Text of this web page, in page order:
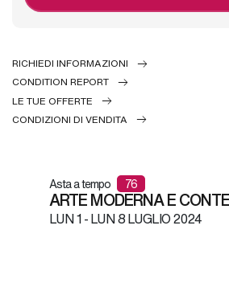
RICHIEDI INFORMAZIONI
CONDITION REPORT
LE TUE OFFERTE
CONDIZIONI DI VENDITA
Asta a tempo 76
ARTE MODERNA E
LUN1 -LUN8 LUGLIO 2024